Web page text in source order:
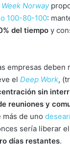
Norway
100-80-100:
del tiempo y
empresas deben
el Deep Work,
sin
reuniones y
más de uno
sería liberar
días restantes.